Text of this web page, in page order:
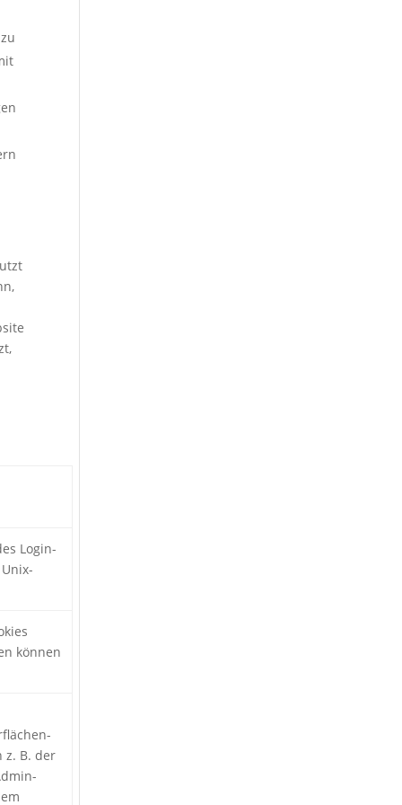
Login-
können
z. B. der